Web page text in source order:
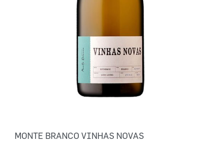
MONTE BRANCO VINHAS NOVAS